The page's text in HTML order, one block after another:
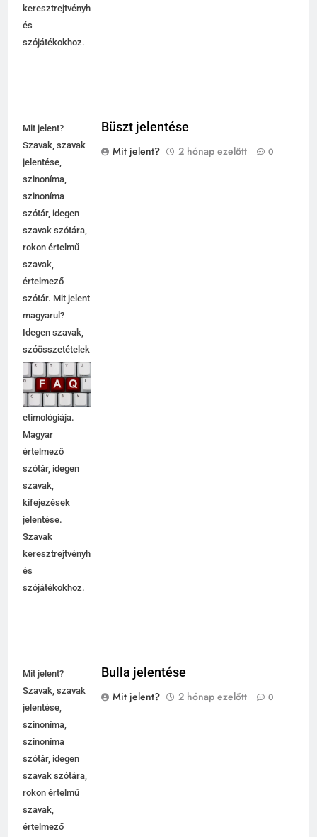
keresztrejtvényhez
és
szójátékokhoz.
Mit jelent?
Szavak, szavak
jelentése,
szinoníma,
szinoníma
szótár, idegen
szavak szótára,
rokon értelmű
szavak,
értelmező
szótár. Mit jelent
magyarul?
Idegen szavak,
szóösszetételek
jelentése,
magyarázata,
használata,
etimológiája.
Magyar
értelmező
szótár, idegen
szavak,
kifejezések
jelentése.
Szavak
keresztrejtvényhez
és
szójátékokhoz.
Büszt jelentése
Mit jelent?
2 hónap ezelőtt 0
Mit jelent?
Szavak, szavak
jelentése,
szinoníma,
szinoníma
szótár, idegen
szavak szótára,
rokon értelmű
szavak,
értelmező
Bulla jelentése
Mit jelent?
2 hónap ezelőtt 0